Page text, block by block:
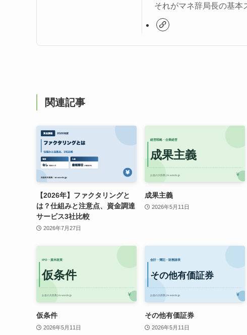
それがマネ辞局長の基本
関連記事
【2026年】ファクタリングと
は？仕組みと注意点、資金調達
サービス3社比較
2026年7月27日
成果主義
2026年5月11日
仮条件
2026年5月11日
その他有価証券
2026年5月11日